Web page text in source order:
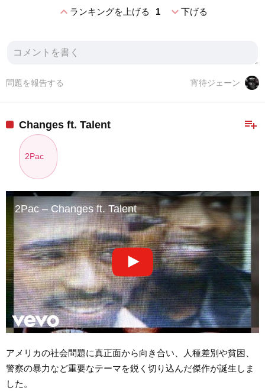
expand_lessランキングを上げる 1 expand_more下げる
宵待ジェーン
問題を報告する
playlist_add
Changes ft. Talent
2Pac
2Pac – Changes ft. Talent
アメリカの社会問題に真正面から向き合い、人種差別や貧困、
警察の暴力など重要なテーマを鋭く切り込んだ傑作が誕生しま
した。